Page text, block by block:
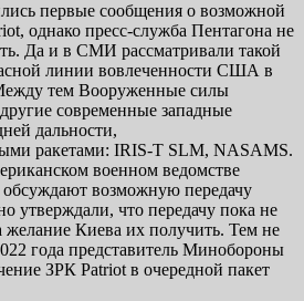
первые сообщения о возможной
однако пресс-служба Пентагона не
Да и в СМИ рассматривали такой
линии вовлеченности США в
тем Вооруженные силы
современные западные
дальности,
ракетами: IRIS-T SLM, NASAMS.
военном ведомстве
обсуждают возможную передачу
утверждали, что передачу пока не
желание Киева их получить. Тем не
года представитель Минобороны
ЗРК Patriot в очередной пакет